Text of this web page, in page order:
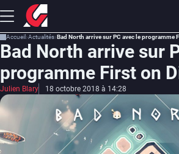
Accueil Actualités Bad North arrive sur PC avec le programme
Bad North arrive sur
programme First on
Julien Blary 18 octobre 2018 à 14:28